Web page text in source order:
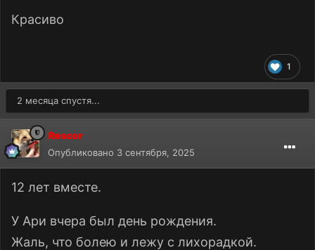
Красиво
1
2 месяца спустя...
Rescor
Опубликовано 3 сентября, 2025
12 лет вместе.
У Ари вчера был день рождения.
Жаль, что болею и лежу с лихорадкой.